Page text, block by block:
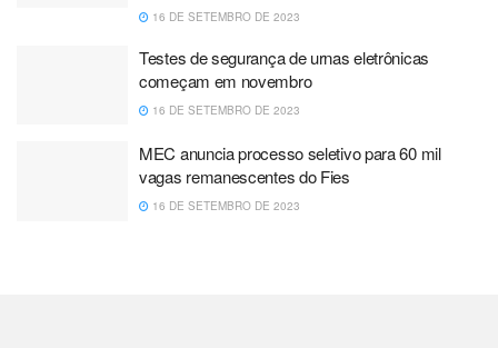
16 DE SETEMBRO DE 2023
Testes de segurança de urnas eletrônicas
começam em novembro
16 DE SETEMBRO DE 2023
MEC anuncia processo seletivo para 60 mil
vagas remanescentes do Fies
16 DE SETEMBRO DE 2023